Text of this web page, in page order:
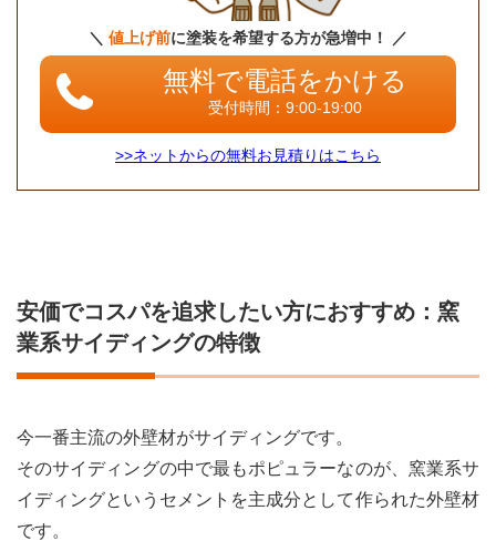
コー
キン
グの
7.2
え）
7.3
張替
え
クラ
ック
補修
（モ
＼ 値上げ前に塗装を希望する方が急増中！ ／
無料で電話をかける
受付時間：9:00-19:00
>>ネットからの無料お見積りはこちら
安価でコスパを追求したい方におすすめ：窯
業系サイディングの特徴
今一番主流の外壁材がサイディングです。
そのサイディングの中で最もポピュラーなのが、窯業系サ
イディングというセメントを主成分として作られた外壁材
です。